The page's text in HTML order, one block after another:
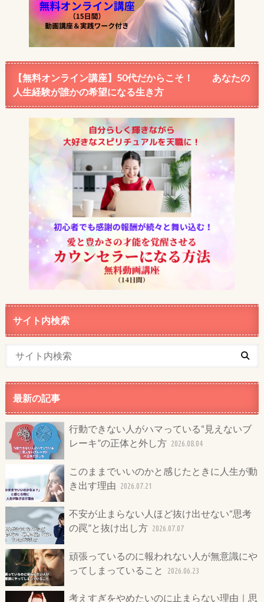
【無料オンライン講座】50代だからこそ！ あなたの
人生経験が誰かの希望になる生き方
サイト内検索
最新の記事
行動できない人がハマっている“見えないブ
レーキ”の正体と外し方 2026.08.04
このままでいいのかと感じたときに人生が動
き出す理由 2026.07.21
不安が止まらない人ほど抜け出せない“思考
の罠”と抜け出し方 2026.07.07
頑張っているのに報われない人が無意識にや
ってしまっていること
2026.06.23
考えすぎをやめたいのに止まらない理由｜思